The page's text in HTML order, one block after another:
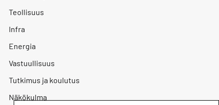
Teollisuus
Infra
Energia
Vastuullisuus
Tutkimus ja koulutus
Näkökulma